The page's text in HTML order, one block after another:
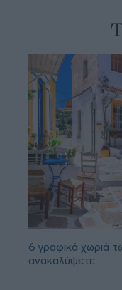
6 γραφικά χωριά
ανακαλύψετε